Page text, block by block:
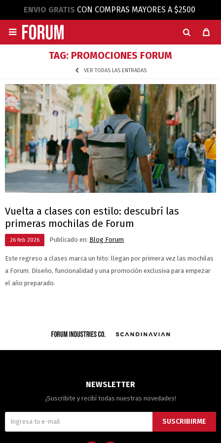
ENVIO GRATIS CON COMPRAS MAYORES A $2500

TAG: PROMOCIONES FORUM
VER TODAS LAS ENTRADAS
Vuelta a clases con estilo: descubrí las
primeras mochilas de Forum
26 feb 2026 Publicado en: Blog Forum
Este regreso a clases marca un hito: llegan por primera vez las mochilas
a Forum. Diseño, funcionalidad y una promoción exclusiva para empezar
el año preparado.
NEWSLETTER
¡Suscribite y recibí todas nuestras novedades!
SUSCRIBIRME